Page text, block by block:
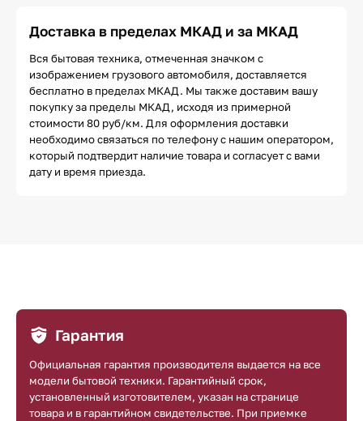
Доставка в пределах МКАД и за МКАД
Вся бытовая техника, отмеченная значком с
изображением грузового автомобиля, доставляется
бесплатно в пределах МКАД. Мы также доставим вашу
покупку за пределы МКАД, исходя из примерной
стоимости 80 руб/км. Для оформления доставки
необходимо связаться по телефону с нашим оператором,
который подтвердит наличие товара и согласует с вами
дату и время приезда.
Гарантия
Официальная гарантия производителя выдается на все
модели бытовой техники. Гарантийный срок,
установленный изготовителем, указан на странице
товара и в гарантийном свидетельстве. При приемке